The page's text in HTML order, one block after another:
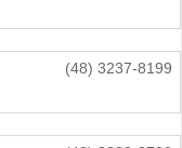
(48) 3237-8199